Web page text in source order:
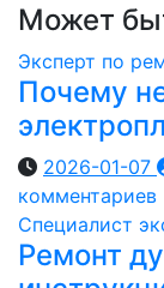
Может
Эксперт по
Почему
2026-01-07
комментариев
Специалист
Ремонт